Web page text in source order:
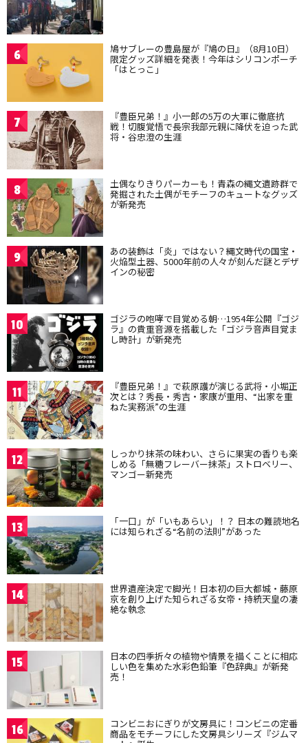
6 鳩サブレーの豊島屋が『鳩の日』（8月10日）
限定グッズ詳細を発表！今年はシリコンポーチ
「はとっこ」
7 『豊臣兄弟！』小一郎の5万の大軍に徹底抗
戦！切腹覚悟で長宗我部元親に降伏を迫った武
将・谷忠澄の生涯
8 土偶なりきりパーカーも！青森の縄文遺跡群で
発掘された土偶がモチーフのキュートなグッズ
が新発売
9 あの装飾は「炎」ではない？縄文時代の国宝・
火焔型土器、5000年前の人々が刻んだ謎とデザ
インの秘密
10 ゴジラの咆哮で目覚める朝…1954年公開『ゴジ
ラ』の貴重音源を搭載した「ゴジラ音声目覚ま
し時計」が新発売
11 『豊臣兄弟！』で萩原護が演じる武将・小堀正
次とは？秀長・秀吉・家康が重用、“出家を重
ねた実務派”の生涯
12 しっかり抹茶の味わい、さらに果実の香りも楽
しめる「無糖フレーバー抹茶」ストロベリー、
マンゴー新発売
13 「一口」が「いもあらい」！？ 日本の難読地名
には知られざる“名前の法則”があった
14 世界遺産決定で脚光！日本初の巨大都城・藤原
京を創り上げた知られざる女帝・持統天皇の凄
絶な執念
15 日本の四季折々の植物や情景を描くことに相応
しい色を集めた水彩色鉛筆『色辞典』が新発
売！
16 コンビニおにぎりが文房具に！コンビニの定番
商品をモチーフにした文房具シリーズ『ジムマ